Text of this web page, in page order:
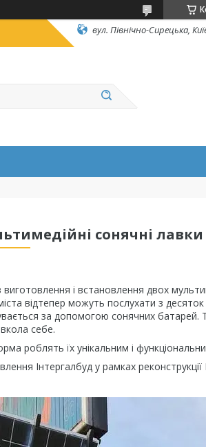
вул. Північно-Сирецька,
сонячні лавки
і встановлення двох
відтепер можуть послухати з
за допомогою сонячних батарей.
себе.
роблять їх унікальним і
Інтергалбуд у рамках